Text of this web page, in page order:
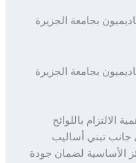
بجامعة الجزيرة
بجامعة الجزيرة
باللوائح
تبني أساليب
لضمان جودة